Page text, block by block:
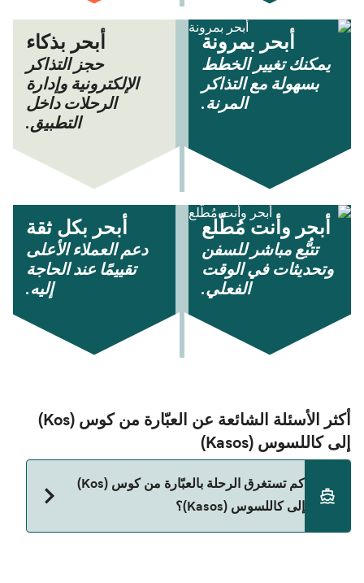
أبحر بمرونة
يمكنك تغيير الخطط
بسهولة مع التذاكر
المرنة.
أبحر بذكاء
حجز التذاكر
الإلكترونية وإدارة
الرحلات داخل
التطبيق.
أبحر وأنت مُطّلع
تتبُّع مباشر للسفن
وتحديثات في الوقت
الفعلي.
أبحر بكل ثقة
دعم العملاء الأعلى
تقييمًا عند الحاجة
إليه.
أكثر الأسئلة الشائعة عن العبّارة من كوس (Kos)
إلى كاللسوس (Kasos)
كم تستغرق الرحلة بالعبّارة من كوس (Kos)
إلى كاللسوس (Kasos)؟